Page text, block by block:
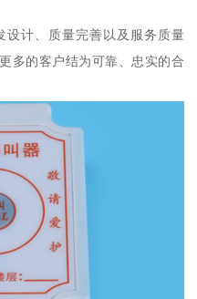
计、质量完善以及服务质量
多的客户结为可靠、忠实的合